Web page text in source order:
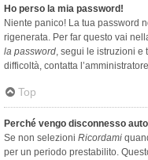
Ho perso la mia password!
Niente panico! La tua password
rigenerata. Per far questo vai
la password, segui le istruzioni e
difficoltà, contatta
Top
Perché vengo disconnesso
Se non selezioni Ricordami
per un periodo prestabilito.